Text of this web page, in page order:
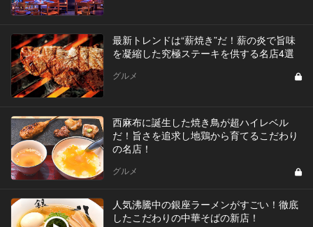
最新トレンドは“薪焼き”だ！薪の炎で旨味
を凝縮した究極ステーキを供する名店4選
グルメ
西麻布に誕生した焼き鳥が超ハイレベル
だ！旨さを追求し地鶏から育てるこだわり
の名店！
グルメ
人気沸騰中の銀座ラーメンがすごい！徹底
したこだわりの中華そばの新店！